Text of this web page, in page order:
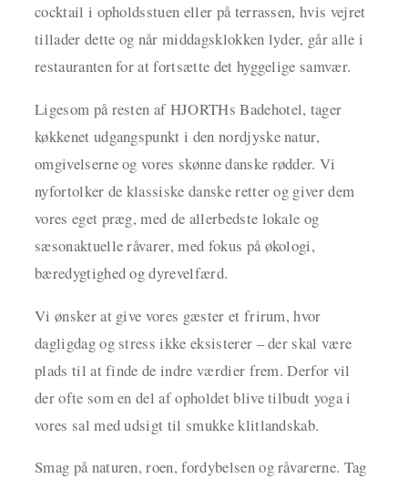
cocktail i opholdsstuen eller på terrassen, hvis vejret
tillader dette og når middagsklokken lyder, går alle i
restauranten for at fortsætte det hyggelige samvær.
Ligesom på resten af HJORTHs Badehotel, tager
køkkenet udgangspunkt i den nordjyske natur,
omgivelserne og vores skønne danske rødder. Vi
nyfortolker de klassiske danske retter og giver dem
vores eget præg, med de allerbedste lokale og
sæsonaktuelle råvarer, med fokus på økologi,
bæredygtighed og dyrevelfærd.
Vi ønsker at give vores gæster et frirum, hvor
dagligdag og stress ikke eksisterer – der skal være
plads til at finde de indre værdier frem. Derfor vil
der ofte som en del af opholdet blive tilbudt yoga i
vores sal med udsigt til smukke klitlandskab.
Smag på naturen, roen, fordybelsen og råvarerne. Tag